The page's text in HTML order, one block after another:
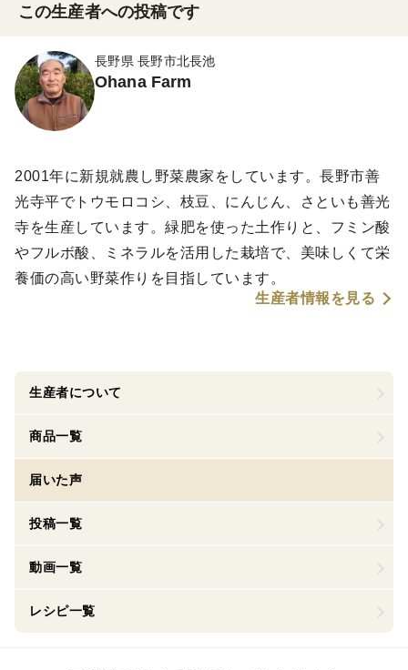
この生産者への投稿です
長野県 長野市北長池
Ohana Farm
2001年に新規就農し野菜農家をしています。長野市善
光寺平でトウモロコシ、枝豆、にんじん、さといも善光
寺を生産しています。緑肥を使った土作りと、フミン酸
やフルボ酸、ミネラルを活用した栽培で、美味しくて栄
養価の高い野菜作りを目指しています。
生産者情報を見る
生産者について
商品一覧
届いた声
投稿一覧
動画一覧
レシピ一覧